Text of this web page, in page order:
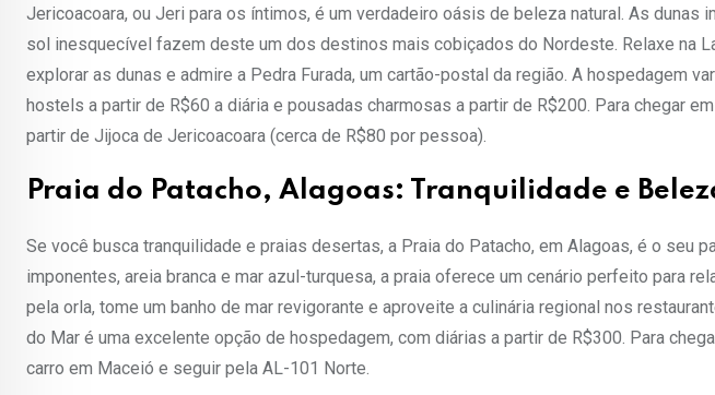
Jericoacoara, ou Jeri para os íntimos, é um verdadeiro oásis de beleza natural. As dunas
sol inesquecível fazem deste um dos destinos mais cobiçados do Nordeste. Relaxe na
explorar as dunas e admire a Pedra Furada, um cartão-postal da região. A hospedagem
hostels a partir de R$60 a diária e pousadas charmosas a partir de R$200. Para chegar
partir de Jijoca de Jericoacoara (cerca de R$80 por pessoa).
Praia do Patacho, Alagoas: Tranquilidade e
Se você busca tranquilidade e praias desertas, a Praia do Patacho, em Alagoas, é o seu
imponentes, areia branca e mar azul-turquesa, a praia oferece um cenário perfeito para
pela orla, tome um banho de mar revigorante e aproveite a culinária regional nos
do Mar é uma excelente opção de hospedagem, com diárias a partir de R$300. Para
carro em Maceió e seguir pela AL-101 Norte.